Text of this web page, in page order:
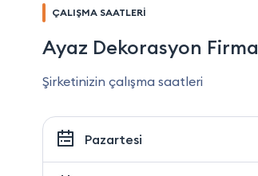
ÇALIŞMA SAATLERİ
Ayaz Dekorasyon Firma
Şirketinizin çalışma saatleri
Pazartesi